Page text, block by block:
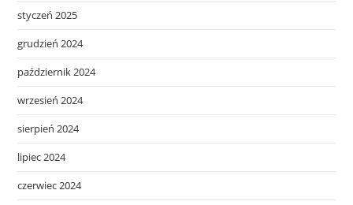
styczeń 2025
grudzień 2024
październik 2024
wrzesień 2024
sierpień 2024
lipiec 2024
czerwiec 2024